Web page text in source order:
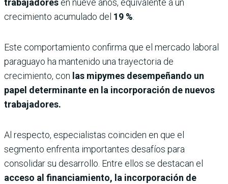
trabajadores en nueve años, equivalente a un
crecimiento acumulado del 19 %.
Este comportamiento confirma que el mercado laboral
paraguayo ha mantenido una trayectoria de
crecimiento, con las mipymes desempeñando un
papel determinante en la incorporación de nuevos
trabajadores.
Al respecto, especialistas coinciden en que el
segmento enfrenta importantes desafíos para
consolidar su desarrollo. Entre ellos se destacan el
acceso al financiamiento, la incorporación de